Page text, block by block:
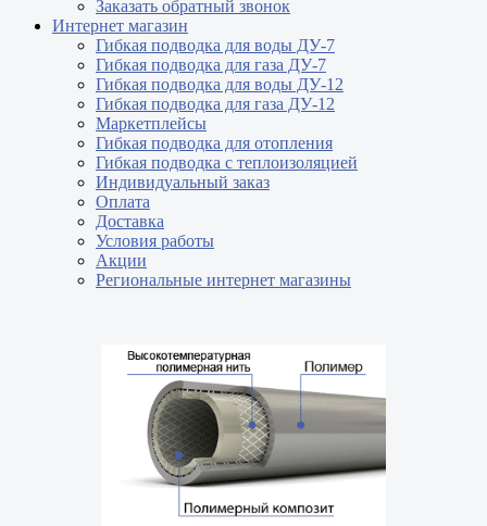
Заказать обратный звонок
Интернет магазин
Гибкая подводка для воды ДУ-7
Гибкая подводка для газа ДУ-7
Гибкая подводка для воды ДУ-12
Гибкая подводка для газа ДУ-12
Маркетплейсы
Гибкая подводка для отопления
Гибкая подводка с теплоизоляцией
Индивидуальный заказ
Оплата
Доставка
Условия работы
Акции
Региональные интернет магазины